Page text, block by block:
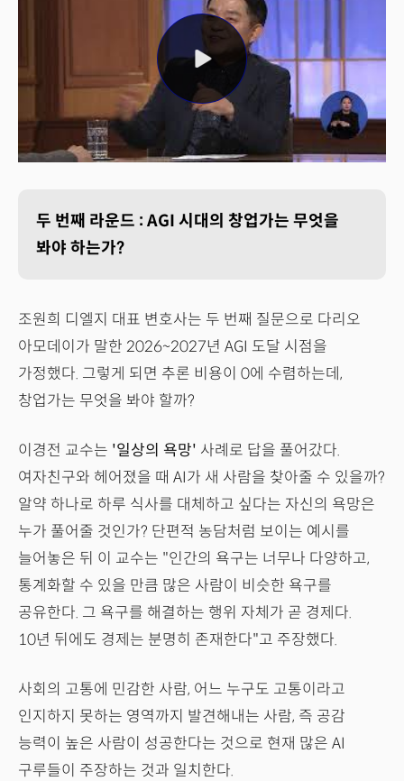
두 번째 라운드 : AGI 시대의 창업가는 무엇을
봐야 하는가?
조원희 디엘지 대표 변호사는 두 번째 질문으로 다리오
아모데이가 말한 2026~2027년 AGI 도달 시점을
가정했다. 그렇게 되면 추론 비용이 0에 수렴하는데,
창업가는 무엇을 봐야 할까?
이경전 교수는 '일상의 욕망' 사례로 답을 풀어갔다.
여자친구와 헤어졌을 때 AI가 새 사람을 찾아줄 수 있을까?
알약 하나로 하루 식사를 대체하고 싶다는 자신의 욕망은
누가 풀어줄 것인가? 단편적 농담처럼 보이는 예시를
늘어놓은 뒤 이 교수는 "인간의 욕구는 너무나 다양하고,
통계화할 수 있을 만큼 많은 사람이 비슷한 욕구를
공유한다. 그 욕구를 해결하는 행위 자체가 곧 경제다.
10년 뒤에도 경제는 분명히 존재한다"고 주장했다.
사회의 고통에 민감한 사람, 어느 누구도 고통이라고
인지하지 못하는 영역까지 발견해내는 사람, 즉 공감
능력이 높은 사람이 성공한다는 것으로 현재 많은 AI
구루들이 주장하는 것과 일치한다.